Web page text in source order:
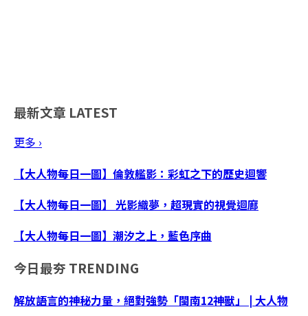
最新文章 LATEST
更多 ›
【大人物每日一圖】倫敦艦影：彩虹之下的歷史迴響
【大人物每日一圖】 光影織夢，超現實的視覺迴廊
【大人物每日一圖】潮汐之上，藍色序曲
今日最夯 TRENDING
解放語言的神秘力量，絕對強勢「閩南12神獸」 | 大人物